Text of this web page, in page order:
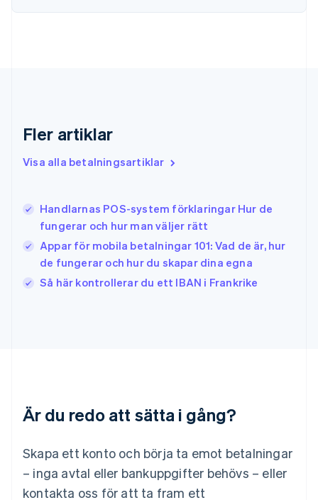
Fler artiklar
Visa alla betalningsartiklar
Handlarnas POS-system förklaringar Hur de
fungerar och hur man väljer rätt
Appar för mobila betalningar 101: Vad de är, hur
de fungerar och hur du skapar dina egna
Så här kontrollerar du ett IBAN i Frankrike
Är du redo att sätta i gång?
Skapa ett konto och börja ta emot betalningar
– inga avtal eller bankuppgifter behövs – eller
kontakta oss för att ta fram ett
English
English
Japan
日本語English
English Français
Kroatien
EnglishItaliano
Malaysia
English
Mexiko